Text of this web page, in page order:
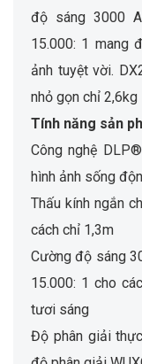
độ sáng 3000
15.000: 1 mang
ảnh tuyệt vời.
nhỏ gọn chỉ 2,6kg
Tính năng sản
Công nghệ
hình ảnh sống
Thấu kính ngắn
cách chỉ 1,3m
Cường độ sáng
15.000: 1 cho
tươi sáng
Độ phân giải